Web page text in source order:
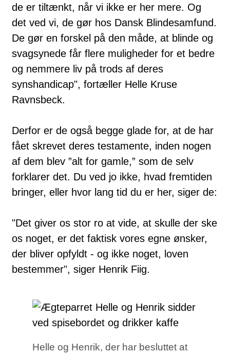
de er tiltænkt, når vi ikke er her mere. Og
det ved vi, de gør hos Dansk Blindesamfund.
De gør en forskel på den måde, at blinde og
svagsynede får flere muligheder for et bedre
og nemmere liv på trods af deres
synshandicap", fortæller Helle Kruse
Ravnsbeck.
Derfor er de også begge glade for, at de har
fået skrevet deres testamente, inden nogen
af dem blev ”alt for gamle,” som de selv
forklarer det. Du ved jo ikke, hvad fremtiden
bringer, eller hvor lang tid du er her, siger de:
"Det giver os stor ro at vide, at skulle der ske
os noget, er det faktisk vores egne ønsker,
der bliver opfyldt - og ikke noget, loven
bestemmer", siger Henrik Fiig.
Helle og Henrik, der har besluttet at